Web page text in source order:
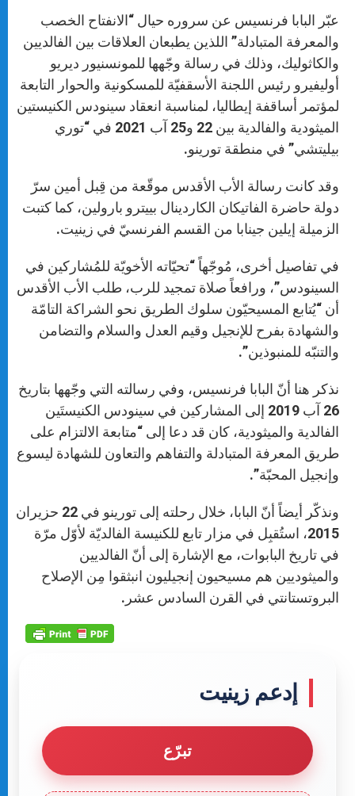
p
g
e
r
o
k
r
عبّر البابا فرنسيس عن سروره حيال “الانفتاح الخصب
والمعرفة المتبادلة” اللذين يطبعان العلاقات بين الفالديين
والكاثوليك، وذلك في رسالة وجّهها للمونسنيور ديريو
أوليفيرو رئيس اللجنة الأسقفيّة للمسكونية والحوار التابعة
لمؤتمر أساقفة إيطاليا، لمناسبة انعقاد سينودس الكنيستين
الميثودية والفالدية بين 22 و25 آب 2021 في “توري
بيليتشي” في منطقة تورينو.
وقد كانت رسالة الأب الأقدس موقّعة من قِبل أمين سرّ
دولة حاضرة الفاتيكان الكاردينال بييترو بارولين، كما كتبت
الزميلة إيلين جينابا من القسم الفرنسيّ في زينيت.
في تفاصيل أخرى، مُوجّهاً “تحيّاته الأخويّة للمُشاركين في
السينودس”، ورافعاً صلاة تمجيد للرب، طلب الأب الأقدس
أن “يُتابع المسيحيّون سلوك الطريق نحو الشراكة التامّة
والشهادة بفرح للإنجيل وقيم العدل والسلام والتضامن
والتنبّه للمنبوذين”.
نذكر هنا أنّ البابا فرنسيس، وفي رسالته التي وجّهها بتاريخ
26 آب 2019 إلى المشاركين في سينودس الكنيستَين
الفالدية والميثودية، كان قد دعا إلى “متابعة الالتزام على
طريق المعرفة المتبادلة والتفاهم والتعاون للشهادة ليسوع
وإنجيل المحبّة”.
ونذكّر أيضاً أنّ البابا، خلال رحلته إلى تورينو في 22 حزيران
2015، استُقبِل في مزار تابع للكنيسة الفالديّة لأوّل مرّة
في تاريخ البابوات، مع الإشارة إلى أنّ الفالديين
والميثوديين هم مسيحيون إنجيليون انبثقوا مِن الإصلاح
البروتستانتي في القرن السادس عشر.
إدعم زينيت
تبرّع